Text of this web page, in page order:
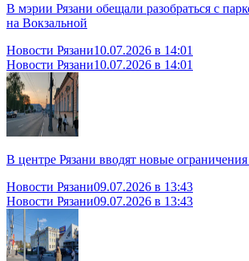
В мэрии Рязани обещали разобраться с
на Вокзальной
Новости Рязани10.07.2026 в 14:01
Новости Рязани10.07.2026 в 14:01
В центре Рязани вводят новые
Новости Рязани09.07.2026 в 13:43
Новости Рязани09.07.2026 в 13:43